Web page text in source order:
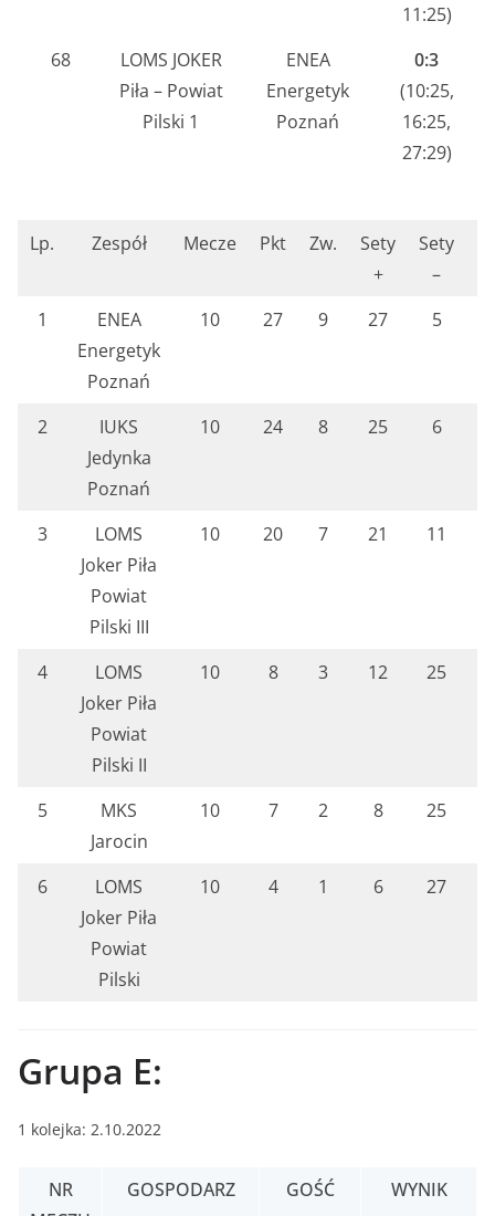
11:25)
68
LOMS JOKER
Piła – Powiat
Pilski 1
ENEA
Energetyk
Poznań
0:3
(10:25,
16:25,
27:29)
Lp. Zespół Mecze Pkt Zw.
Sety
+
Sety
–
1
ENEA
Energetyk
Poznań
10 27 9 27 5
2
IUKS
Jedynka
Poznań
10 24 8 25 6
3
LOMS
Joker Piła
Powiat
Pilski III
10 20 7 21 11
4
LOMS
Joker Piła
Powiat
Pilski II
10 8 3 12 25
5
MKS
Jarocin
10 7 2 8 25
6
LOMS
Joker Piła
Powiat
Pilski
10 4 1 6 27
Grupa E:
1 kolejka: 2.10.2022
NR
GOSPODARZ GOŚĆ WYNIK